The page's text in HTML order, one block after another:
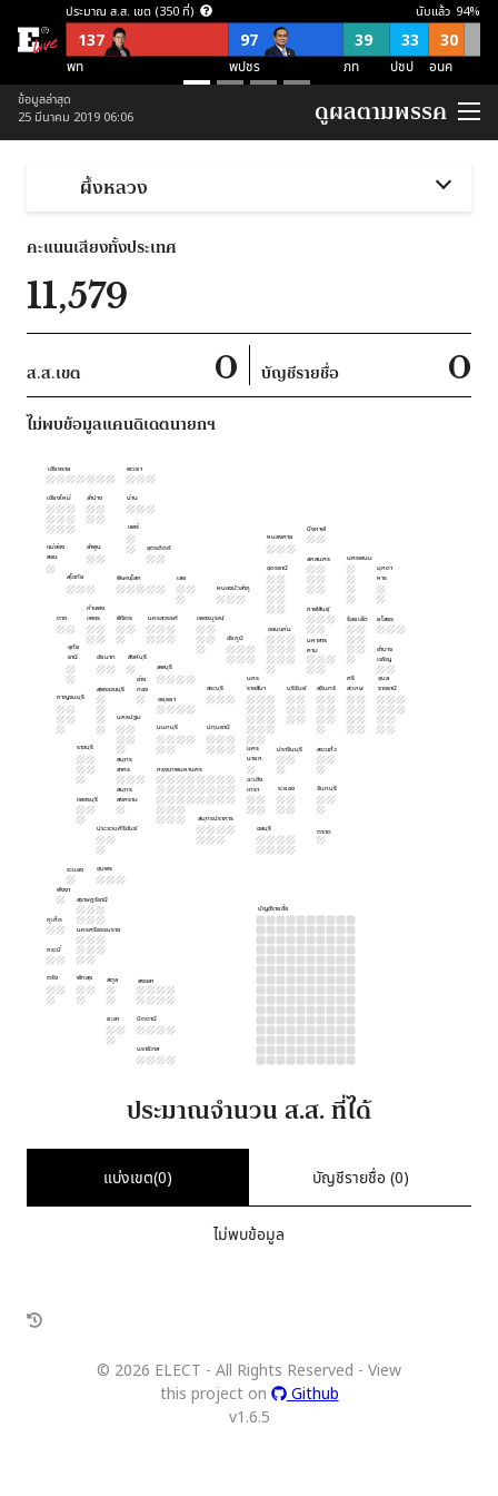
ประมาณ ส.ส. เขต (350 ที่)
137 97 39 33 30
พท พปชร ภท ปชป อนค
ประมาณ ส.ส. บัญชีรายชื่อ (150 ที่)
57 38
ประมาณ ส.ส. พึงมี (500 ที่)
253
นับแล้ว 94%
ข้อมูลล่าสุด
25 มีนาคม 2019 06:06
ดูผลตามพรรค
ผึ้งหลวง
คะแนนเสียงทั้งประเทศ
11,579
ส.ส.เขต 0 บัญชีรายชื่อ 0
ไม่พบข้อมูลแคนดิเดตนายกฯ
กรุงเทพมหานคร
ฉะเชิง
เทรา
ชลบุรี
ระยอง จันทบุรี
สระแก้ว
ปราจีนบุรี
ตราด
สมุทร
สาคร
สมุทร
สงคราม
ราชบุรี
กาญจนบุรี
เพชรบุรี
ประจวบคีรีขันธ์
ชุมพร
สุราษฎร์ธานี
นครศรีธรรมราช
พัทลุง สงขลา
ปัตตานี
ยะลา
สตูล
ตรัง
กระบี่
พังงา
ภูเก็ต
ระนอง
นราธิวาส
นครปฐม
สุพรรณบุรี
อยุธยา
อ่าง
ทอง
สิงห์บุรี
นครสวรรค์
พิจิตร เพชรบูรณ์
กำแพง
เพชร
ตาก
สุโขทัย
ลำปาง
พะเยา
ลำพูน
พิษณุโลก
อุตรดิตถ์
แพร่
น่าน
เลย
หนองบัวลำภู
อุดรธานี
สกลนคร นครพนม
กาฬสินธุ์
มุกดา
หาร
หนองคาย
บึงกาฬ
แม่ฮ่อง
สอน
เชียงใหม่
เชียงราย
ชัยนาท
อุทัย
ธานี
สระบุรี
นคร
นายก
นคร
ราชสีมา
บุรีรัมย์ สุรินทร์
ศรี
สะเกษ
อุบล
ราชธานี
อำนาจ
เจริญ
ยโสธร
ร้อยเอ็ด
มหาสาร
คาม
ขอนแก่น
ชัยภูมิ
ลพบุรี
นนทบุรี ปทุมธานี
สมุทรปราการ
บัญชีรายชื่อ
ประมาณจำนวน ส.ส. ที่ได้
แบ่งเขต(0) บัญชีรายชื่อ (0)
ไม่พบข้อมูล
© 2026 ELECT - All Rights Reserved - View
this project on
Github
v1.6.5